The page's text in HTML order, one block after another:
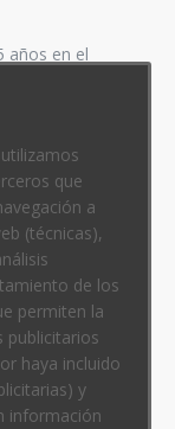
años en el
en elaborar
y
que
a
(técnicas),
de los
permiten la
publicitarios
haya incluido
y
información